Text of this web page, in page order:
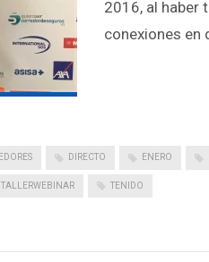
2016, al haber
conexiones en
DIRECTO ENERO
TALLERWEBINAR TENIDO